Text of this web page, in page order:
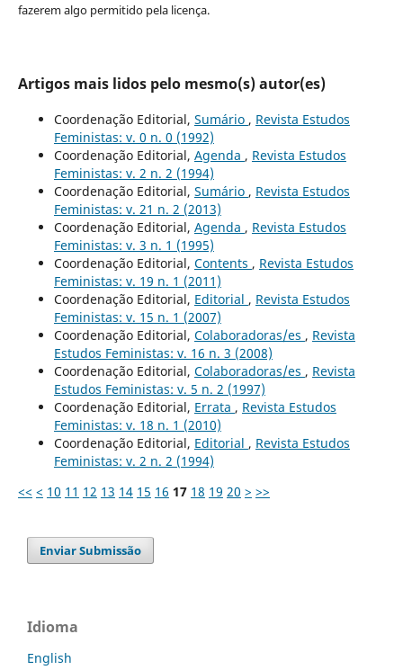
fazerem algo permitido pela licença.
Artigos mais lidos pelo mesmo(s) autor(es)
Coordenação Editorial, Sumário , Revista Estudos
Feministas: v. 0 n. 0 (1992)
Coordenação Editorial, Agenda , Revista Estudos
Feministas: v. 2 n. 2 (1994)
Coordenação Editorial, Sumário , Revista Estudos
Feministas: v. 21 n. 2 (2013)
Coordenação Editorial, Agenda , Revista Estudos
Feministas: v. 3 n. 1 (1995)
Coordenação Editorial, Contents , Revista Estudos
Feministas: v. 19 n. 1 (2011)
Coordenação Editorial, Editorial , Revista Estudos
Feministas: v. 15 n. 1 (2007)
Coordenação Editorial, Colaboradoras/es , Revista
Estudos Feministas: v. 16 n. 3 (2008)
Coordenação Editorial, Colaboradoras/es , Revista
Estudos Feministas: v. 5 n. 2 (1997)
Coordenação Editorial, Errata , Revista Estudos
Feministas: v. 18 n. 1 (2010)
Coordenação Editorial, Editorial , Revista Estudos
Feministas: v. 2 n. 2 (1994)
<< < 10 11 12 13 14 15 16 17 18 19 20 > >>
Enviar Submissão
Idioma
English